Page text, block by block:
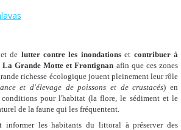
de lutter contre les inondationset contribuer à
La Grande Motte et Frontignan afin que ces zones
richesse écologique jouent pleinement leur rôle
et d'élevage de poissons et de crustacés) en
conditions pour l'habitat (la flore, le sédiment et le
de la faune qui les fréquentent.
les habitants du littoral à préserver des